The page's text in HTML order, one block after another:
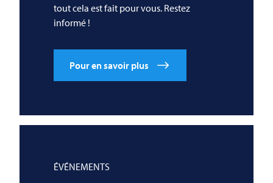
tout cela est fait pour vous. Restez
informé !
Pour en savoir plus
ÉVÉNEMENTS